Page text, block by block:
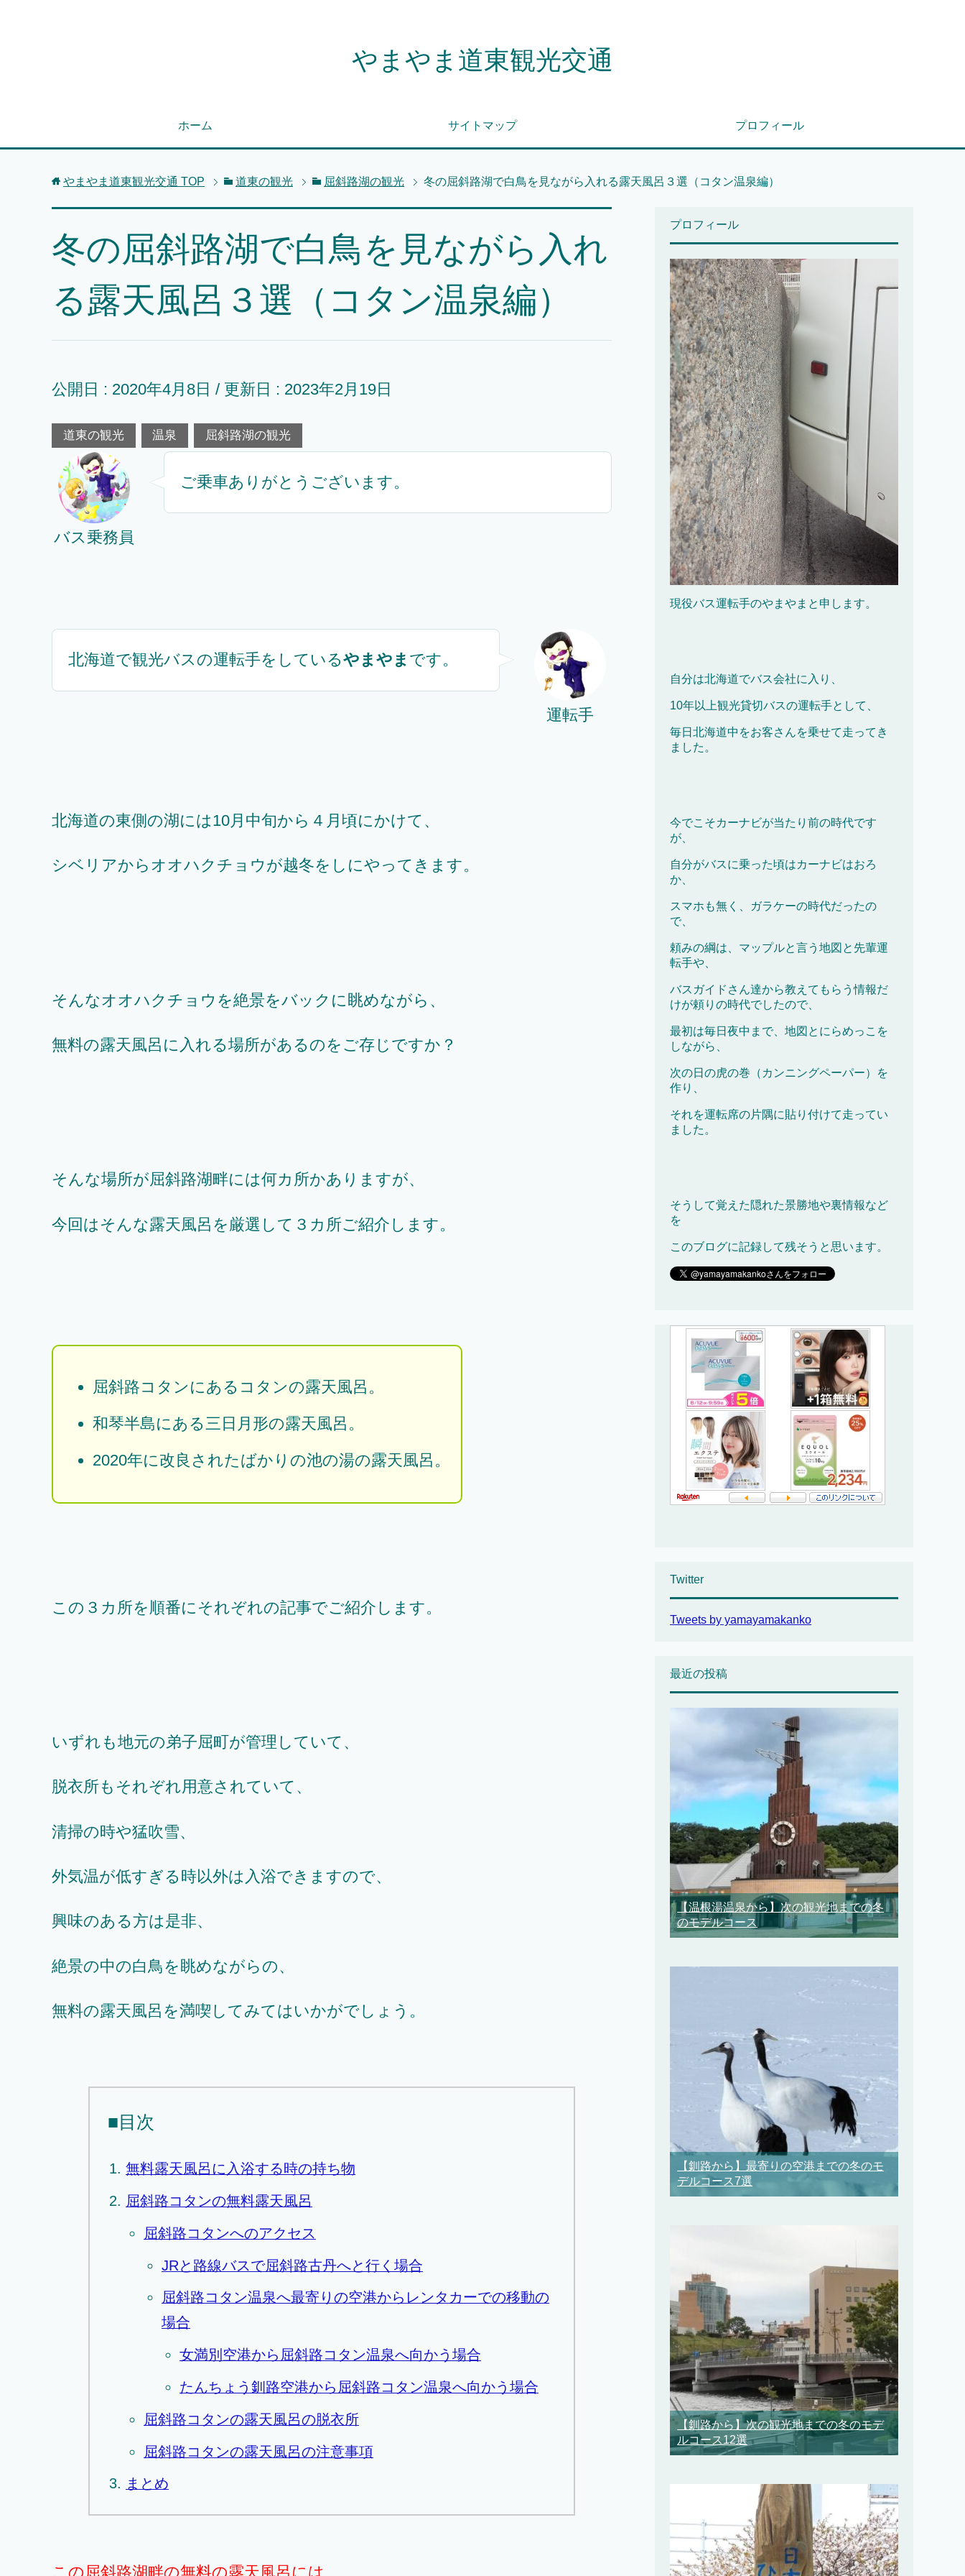
やまやま道東観光交通
ホーム サイトマップ プロフィール
やまやま道東観光交通 TOP 道東の観光 屈斜路湖の観光 冬の屈斜路湖で白鳥を見ながら入れる露天風呂３選（コタン温泉編）
冬の屈斜路湖で白鳥を見ながら入れ
る露天風呂３選（コタン温泉編）
公開日 : 2020年4月8日 / 更新日 : 2023年2月19日
道東の観光 温泉 屈斜路湖の観光
バス乗務員
ご乗車ありがとうございます。
運転手
北海道で観光バスの運転手をしているやまやま です。
北海道の東側の湖には10月中旬から４月頃にかけて、
シベリアからオオハクチョウが越冬をしにやってきます。
そんなオオハクチョウを絶景をバックに眺めながら、
無料の露天風呂に入れる場所があるのをご存じですか？
そんな場所が屈斜路湖畔には何カ所かありますが、
今回はそんな露天風呂を厳選して３カ所ご紹介します。
屈斜路コタンにあるコタンの露天風呂。
和琴半島にある三日月形の露天風呂。
2020年に改良されたばかりの池の湯の露天風呂。
この３カ所を順番にそれぞれの記事でご紹介します。
いずれも地元の弟子屈町が管理していて、
脱衣所もそれぞれ用意されていて、
清掃の時や猛吹雪、
外気温が低すぎる時以外は入浴できますので、
興味のある方は是非、
絶景の中の白鳥を眺めながらの、
無料の露天風呂を満喫してみてはいかがでしょう。
■目次
無料露天風呂に入浴する時の持ち物
屈斜路コタンの無料露天風呂
屈斜路コタンへのアクセス
JRと路線バスで屈斜路古丹へと行く場合
屈斜路コタン温泉へ最寄りの空港からレンタカーでの移動の
場合
女満別空港から屈斜路コタン温泉へ向かう場合
たんちょう釧路空港から屈斜路コタン温泉へ向かう場合
屈斜路コタンの露天風呂の脱衣所
屈斜路コタンの露天風呂の注意事項
まとめ
この屈斜路湖畔の無料の露天風呂には、
プロフィール
現役バス運転手のやまやまと申します。
自分は北海道でバス会社に入り、
10年以上観光貸切バスの運転手として、
毎日北海道中をお客さんを乗せて走ってき
ました。
今でこそカーナビが当たり前の時代です
が、
自分がバスに乗った頃はカーナビはおろ
か、
スマホも無く、ガラケーの時代だったの
で、
頼みの綱は、マップルと言う地図と先輩運
転手や、
バスガイドさん達から教えてもらう情報だ
けが頼りの時代でしたので、
最初は毎日夜中まで、地図とにらめっこを
しながら、
次の日の虎の巻（カンニングペーパー）を
作り、
それを運転席の片隅に貼り付けて走ってい
ました。
そうして覚えた隠れた景勝地や裏情報など
を
このブログに記録して残そうと思います。
Twitter
Tweets by yamayamakanko
最近の投稿
【温根湯温泉から】次の観光地までの冬
のモデルコース
【釧路から】最寄りの空港までの冬のモ
デルコース7選
【釧路から】次の観光地までの冬のモデ
ルコース12選